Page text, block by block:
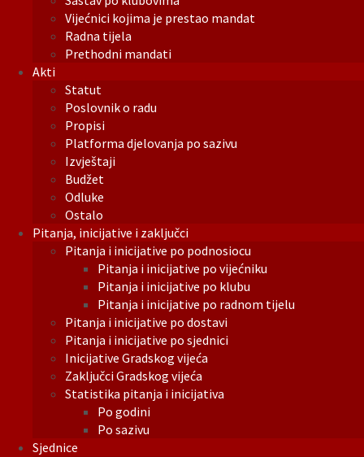
Vijećnici kojima je prestao mandat
Radna tijela
Prethodni mandati
Akti
Statut
Poslovnik o radu
Propisi
Platforma djelovanja po sazivu
Izvještaji
Budžet
Odluke
Ostalo
Pitanja, inicijative i zaključci
Pitanja i inicijative po podnosiocu
Pitanja i inicijative po vijećniku
Pitanja i inicijative po klubu
Pitanja i inicijative po radnom tijelu
Pitanja i inicijative po dostavi
Pitanja i inicijative po sjednici
Inicijative Gradskog vijeća
Zaključci Gradskog vijeća
Statistika pitanja i inicijativa
Po godini
Po sazivu
Sjednice